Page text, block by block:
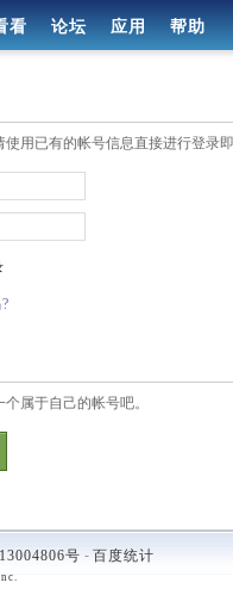
看 论坛 应用 帮助
用已有的帐号信息直接进行登录
属于自己的帐号吧。
号 - 百度统计